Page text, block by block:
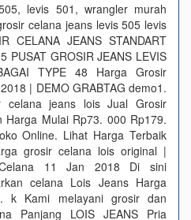
levis 501, wrangler murah
celana jeans levis 505 levis
CELANA JEANS STANDART
PUSAT GROSIR JEANS LEVIS
TYPE 48 Harga Grosir
| DEMO GRABTAG demo1.
celana jeans lois Jual Grosir
Harga Mulai Rp73. 000 Rp179.
Online. Lihat Harga Terbaik
grosir celana lois original |
Celana 11 Jan 2018 Di sini
celana Lois Jeans Harga
k Kami melayani grosir dan
Panjang LOIS JEANS Pria